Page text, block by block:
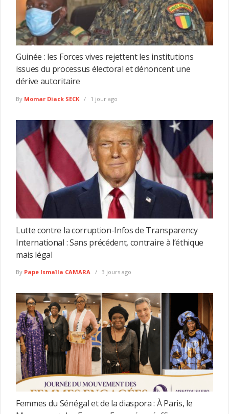
Guinée : les Forces vives rejettent les institutions
issues du processus électoral et dénoncent une
dérive autoritaire
By Momar Diack SECK 1 jour ago
Lutte contre la corruption-Infos de Transparency
International : Sans précédent, contraire à l’éthique
mais légal
By Pape Ismaïla CAMARA 3 jours ago
Femmes du Sénégal et de la diaspora : À Paris, le